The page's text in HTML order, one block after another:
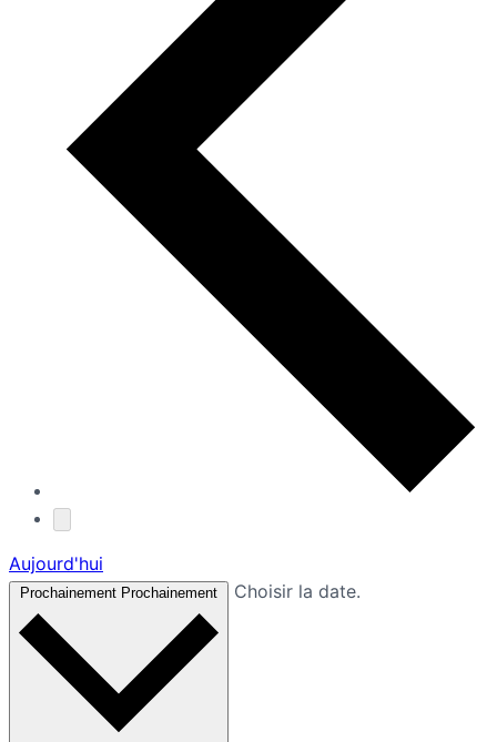
Aujourd'hui
Prochainement Prochainement Choisir la date.